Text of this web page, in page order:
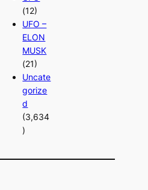
(12)
UFO –
ELON
MUSK
(21)
Uncate
gorize
d
(3,634
)